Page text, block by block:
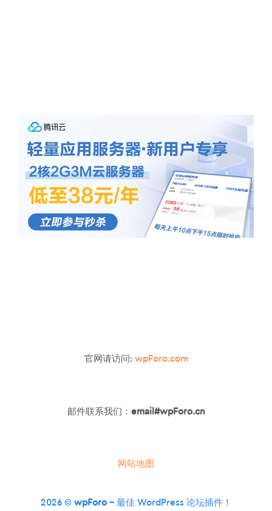
官网请访问: wpForo.com
邮件联系我们： email#wpForo.cn
网站地图
2026 © wpForo~ 最佳 WordPress 论坛插件！